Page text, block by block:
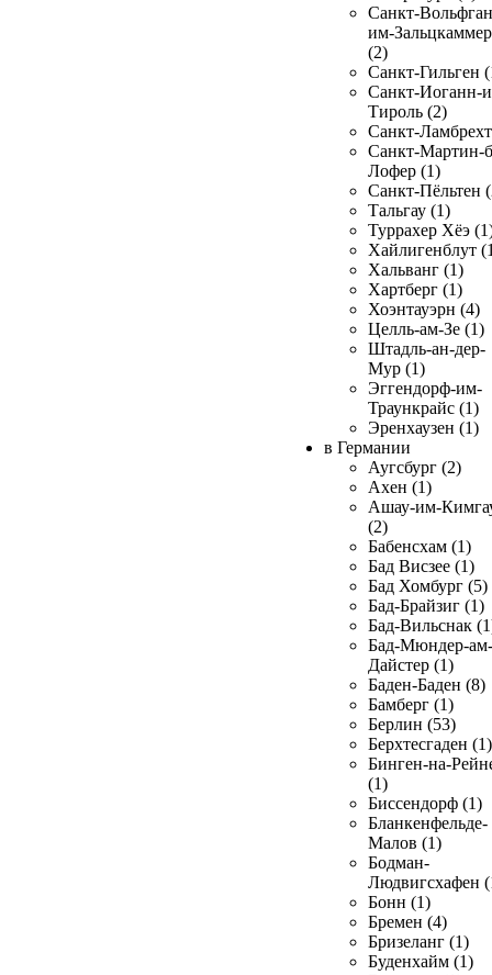
Санкт-
им-
(2)
Санкт-Гильген
Санкт-Иоганн-
Тироль (2)
Санкт-
Санкт-Мартин-
Лофер (1)
Санкт-Пёльтен
Тальгау (1)
Туррахер Хёэ
Хайлигенблут
Хальванг (1)
Хартберг (1)
Хоэнтауэрн (4)
Целль-ам-Зе (1)
Штадль-ан-дер-
Мур (1)
Эггендорф-им-
Траункрайс (1)
Эренхаузен (1)
в Германии
Аугсбург (2)
Ахен (1)
Ашау-им-
(2)
Бабенсхам (1)
Бад Висзее (1)
Бад Хомбург (5)
Бад-Брайзиг (1)
Бад-Вильснак
Бад-Мюндер-ам-
Дайстер (1)
Баден-Баден (8)
Бамберг (1)
Берлин (53)
Берхтесгаден (1)
Бинген-на-
(1)
Биссендорф (1)
Бланкенфельде-
Малов (1)
Бодман-
Людвигсхафен
Бонн (1)
Бремен (4)
Бризеланг (1)
Буденхайм (1)